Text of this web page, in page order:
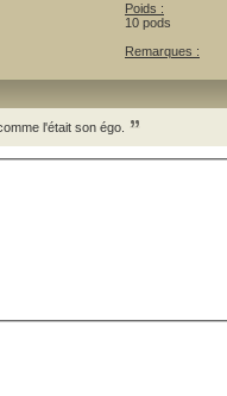
Poids :
10 pods
Remarques :
l'était son égo.